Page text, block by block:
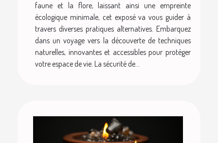
faune et la flore, laissant ainsi une empreinte
écologique minimale, cet exposé va vous guider à
travers diverses pratiques alternatives. Embarquez
dans un voyage vers la découverte de techniques
naturelles, innovantes et accessibles pour protéger
votre espace de vie. La sécurité de...